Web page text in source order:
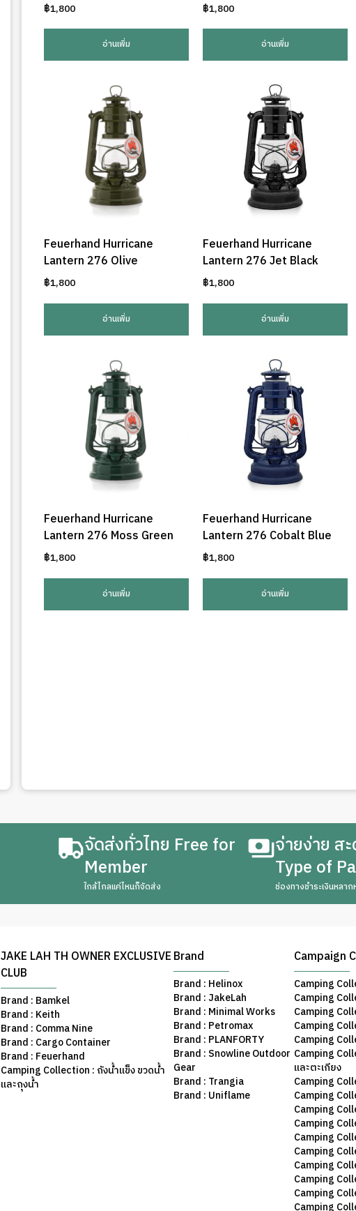
฿1,800
อ่านเพิ่ม
฿1,800
อ่านเพิ่ม
Feuerhand Hurricane
Lantern 276 Olive
฿1,800
อ่านเพิ่ม
Feuerhand Hurricane
Lantern 276 Jet Black
฿1,800
อ่านเพิ่ม
Feuerhand Hurricane
Lantern 276 Moss Green
฿1,800
อ่านเพิ่ม
Feuerhand Hurricane
Lantern 276 Cobalt Blue
฿1,800
อ่านเพิ่ม
จัดส่งทั่วไทย Free for
Member
ใกล้ไกลแค่ไหนก็จัดส่ง
จ่ายง่าย ส
Type of
ช่องทางชำระเงินหลาก
JAKE LAH TH OWNER EXCLUSIVE
CLUB
Brand : Bamkel
Brand : Keith
Brand : Comma Nine
Brand : Cargo Container
Brand : Feuerhand
Camping Collection : ถังน้ำแข็ง ขวดน้ำ
และถุงน้ำ
Brand
Brand : Helinox
Brand : JakeLah
Brand : Minimal Works
Brand : Petromax
Brand : PLANFORTY
Brand : Snowline Outdoor
Gear
Brand : Trangia
Brand : Uniflame
Campaign
Camping
Camping
Camping
Camping
Camping
Camping
และตะเกียง
Camping
Camping
Camping
Camping
Camping
Camping
Camping
Camping
Camping
Camping